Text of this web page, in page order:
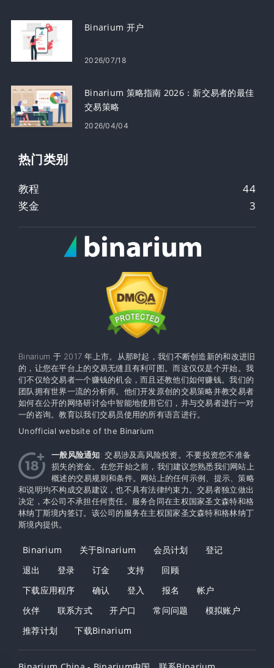
Binarium 开户
2026/07/18
Binarium 策略指南 2026：新交易者的最佳
交易策略
2026/04/04
热门类别
教程
44
奖金
3
Binarium 于 2017 年上市。从那时起，我们不断创造新的和改进旧
的，让您在平台上的交易无缝且有利可图。而这仅仅是个开始。我
们不仅给交易者一个赚钱的机会，而且还教他们如何赚钱。我们的
团队拥有世界一流的分析师。他们开发原创的交易策略并教交易者
如何在公开的网络研讨会中智能地使用它们，并与交易者进行一对
一的咨询。教育以我们交易员使用的所有语言进行。
Unofficial website of the Binarium
一般风险通知: 交易涉及高风险投资。不要投资您不准备
损失的资金。在您开始之前，我们建议您熟悉我们网站上
概述的交易规则和条件。网站上的任何示例、提示、策略
和说明均不构成交易建议，也不具有法律约束力。交易者独立做出
决定，本公司不承担任何责任。服务合同在主权国家圣文森特和格
林纳丁斯境内签订。该公司的服务在主权​​国家圣文森特和格林纳丁
斯境内提供。
Binarium 关于Binarium 会员计划
登记
退出
登录 订金 支持
回顾
下载应用程序
确认 登入 报名
帐户
伙伴
联系方式 开户口 常问问题
模拟账户
推荐计划
下载Binarium